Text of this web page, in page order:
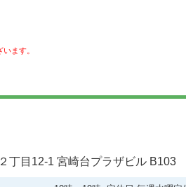
ます。
丁目12-1 宮崎台プラザビル B103